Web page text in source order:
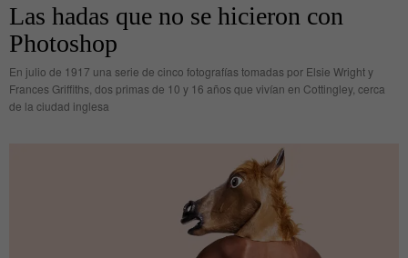
Las hadas que no se hicieron con
Photoshop
En julio de 1917 una serie de cinco fotografías tomadas por Elsie Wright y
Frances Griffiths, dos primas de 10 y 16 años que vivían en Cottingley, cerca
de la ciudad inglesa